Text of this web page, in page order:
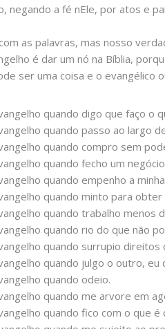
negando a fé nEle, por atos e
as palavras, mas nosso
é dar um nó na Bíblia,
ser uma coisa e o
quando digo que faço o
quando passo ao largo
quando compro sem
quando fecho um
quando empenho a
quando minto para
quando trabalho
quando rio do que não
quando surrupio
quando julgo o outro, eu
quando odeio.
quando me arvore em
quando fico com o que é